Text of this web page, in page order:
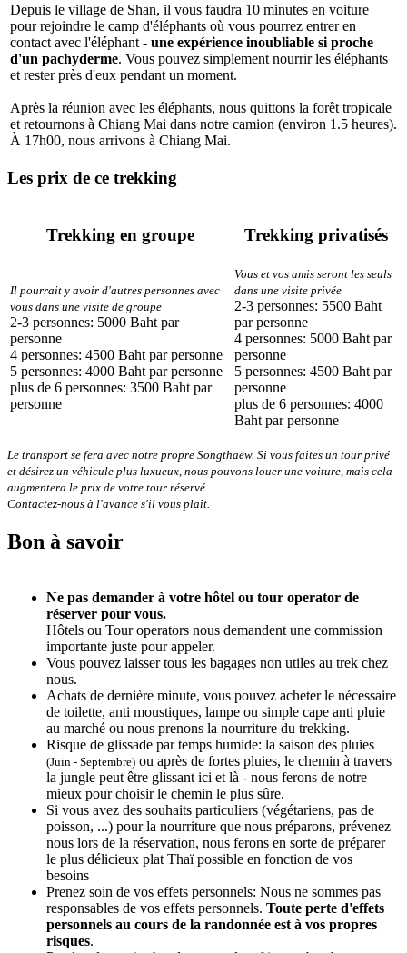
Depuis le village de Shan, il vous faudra 10 minutes en voiture
pour rejoindre le camp d'éléphants où vous pourrez entrer en
contact avec l'éléphant - une expérience inoubliable si proche
d'un pachyderme. Vous pouvez simplement nourrir les éléphants
et rester près d'eux pendant un moment.
Après la réunion avec les éléphants, nous quittons la forêt tropicale
et retournons à Chiang Mai dans notre camion (environ 1.5 heures).
À 17h00, nous arrivons à Chiang Mai.
Les prix de ce trekking
Trekking en groupe Trekking privatisés
Il pourrait y avoir d'autres personnes avec
vous dans une visite de groupe
2-3 personnes: 5000 Baht par
personne
4 personnes: 4500 Baht par personne
5 personnes: 4000 Baht par personne
plus de 6 personnes: 3500 Baht par
personne
Vous et vos amis seront les seuls
dans une visite privée
2-3 personnes: 5500 Baht
par personne
4 personnes: 5000 Baht par
personne
5 personnes: 4500 Baht par
personne
plus de 6 personnes: 4000
Baht par personne
Le transport se fera avec notre propre Songthaew. Si vous faites un tour privé
et désirez un véhicule plus luxueux, nous pouvons louer une voiture, mais cela
augmentera le prix de votre tour réservé.
Contactez-nous à l'avance s'il vous plaît.
Bon à savoir
Ne pas demander à votre hôtel ou tour operator de
réserver pour vous.
Hôtels ou Tour operators nous demandent une commission
importante juste pour appeler.
Vous pouvez laisser tous les bagages non utiles au trek chez
nous.
Achats de dernière minute, vous pouvez acheter le nécessaire
de toilette, anti moustiques, lampe ou simple cape anti pluie
au marché ou nous prenons la nourriture du trekking.
Risque de glissade par temps humide: la saison des pluies
(Juin - Septembre) ou après de fortes pluies, le chemin à travers
la jungle peut être glissant ici et là - nous ferons de notre
mieux pour choisir le chemin le plus sûre.
Si vous avez des souhaits particuliers (végétariens, pas de
poisson, ...) pour la nourriture que nous préparons, prévenez
nous lors de la réservation, nous ferons en sorte de préparer
le plus délicieux plat Thaï possible en fonction de vos
besoins
Prenez soin de vos effets personnels: Nous ne sommes pas
responsables de vos effets personnels. Toute perte d'effets
personnels au cours de la randonnée est à vos propres
risques.